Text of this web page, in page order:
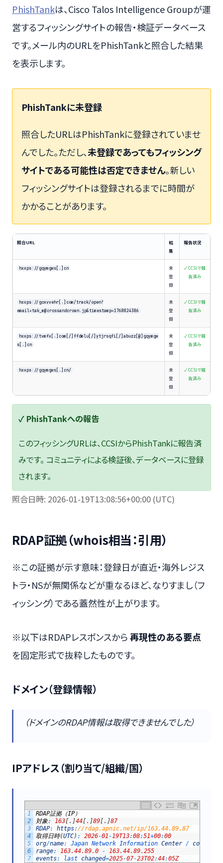
PhishTankは、Cisco Talos Intelligence Groupが運
営するフィッシングサイトの報告・検証データベース
です。メール内のURLをPhishTankと照合した結果
を表示します。
PhishTankに未登録
照合したURLはPhishTankに登録されていませ
んでした。ただし、未登録であってもフィッシング
サイトである可能性は否定できません。新しい
フィッシングサイトは登録されるまでに時間が
かかることがあります。
照合URL
結
果
報告状況
hxxps://gqymgws[.]cn
未
登
録
✓ CCSIで報
告済み
hxxps://goxvvehr[.]com/track/open?
email=tak_m@crossandcrown.jp&timestamp=1768824386
未
登
録
✓ CCSIで報
告済み
hxxps://tvmfx[.]com[/]ffdmlu[/]ytjrsqfi[/]abuzz[@]gqymgw
s[.]cn
未
登
録
✓ CCSIで報
告済み
hxxps://gqymgws[.]cn/
未
登
録
✓ CCSIで報
告済み
✓ PhishTankへの報告
このフィッシングURLは、CCSIからPhishTankに報告済
みです。 コミュニティによる検証後、データベースに登録
されます。
照合日時: 2026-01-19T13:08:56+00:00 (UTC)
RDAP証拠（whois相当：引用）
※この証拠が示す意味：登録日が直近・海外レジス
トラ・NSが無関係などが重なるほど、なりすまし（フ
ィッシング）である蓋然性が上がります。
※以下はRDAPレスポンスから再現性のある要点
を固定形式で抜粋したものです。
ドメイン（登録情報）
（ドメインのRDAP情報は取得できませんでした）
IPアドレス（割り当て/組織/国）
1
2
3
4
5
6
7
RDAP証拠（IP ）
対象: 163[ . ]44[ . ]89[ . ]87
RDAP: https://rdap.apnic.net/ip/163.44.89.87
取得日時(UTC) : 2026-01-19T13:08:51+00:00
org/name: Japan Network Information Center / country
range: 163.44.89.0 -
163.44.89.255
events: last changed=2025-07-23T02:44:05Z